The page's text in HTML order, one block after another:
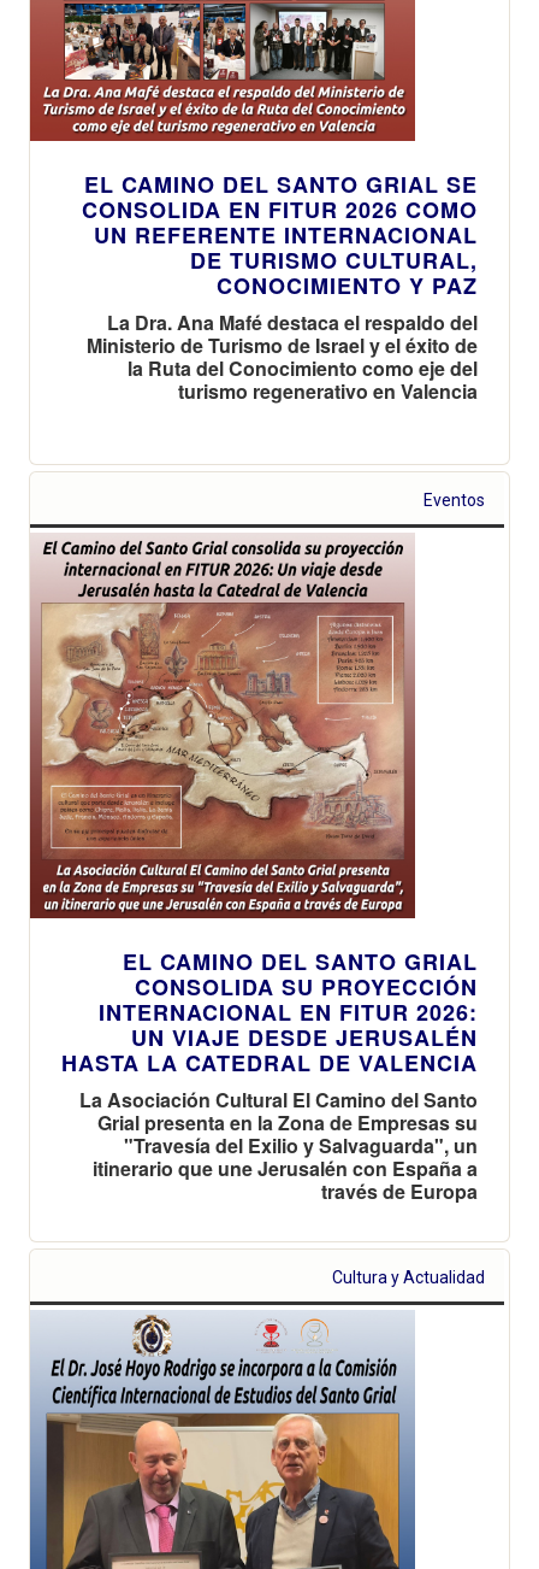
EL CAMINO DEL SANTO GRIAL SE
CONSOLIDA EN FITUR 2026 COMO
UN REFERENTE INTERNACIONAL
DE TURISMO CULTURAL,
CONOCIMIENTO Y PAZ
La Dra. Ana Mafé destaca el respaldo del
Ministerio de Turismo de Israel y el éxito de
la Ruta del Conocimiento como eje del
turismo regenerativo en Valencia
Eventos
EL CAMINO DEL SANTO GRIAL
CONSOLIDA SU PROYECCIÓN
INTERNACIONAL EN FITUR 2026:
UN VIAJE DESDE JERUSALÉN
HASTA LA CATEDRAL DE VALENCIA
La Asociación Cultural El Camino del Santo
Grial presenta en la Zona de Empresas su
"Travesía del Exilio y Salvaguarda", un
itinerario que une Jerusalén con España a
través de Europa
Cultura y Actualidad